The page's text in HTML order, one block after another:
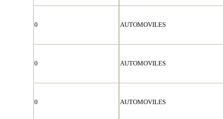
0 AUTOMOVILES
0 AUTOMOVILES
0 AUTOMOVILES